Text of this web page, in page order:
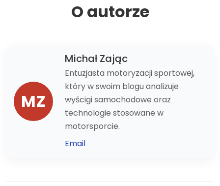
O autorze
MZ
Michał Zając
Entuzjasta motoryzacji sportowej,
który w swoim blogu analizuje
wyścigi samochodowe oraz
technologie stosowane w
motorsporcie.
Email